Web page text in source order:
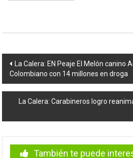
Navegación
de
entradas
La Calera: EN Peaje El Melón canino
Colombiano con 14 millones en droga
La Calera: Carabineros logro
También te puede